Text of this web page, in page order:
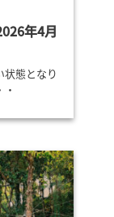
年4月
状態となり